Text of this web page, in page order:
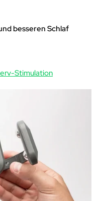
besseren Schlaf
Stimulation